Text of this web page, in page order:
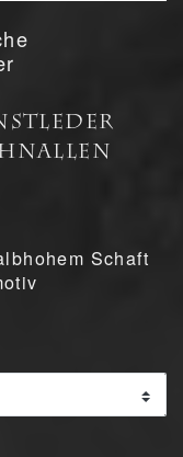
Schaft